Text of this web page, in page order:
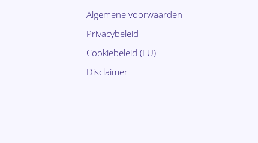
Algemene voorwaarden
Privacybeleid
Cookiebeleid (EU)
Disclaimer